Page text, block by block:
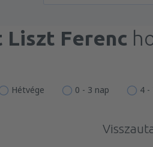
Liszt Ferenc
Hétvége 0 - 3 nap 4 -